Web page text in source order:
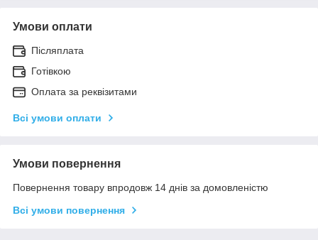
Умови оплати
Післяплата
Готівкою
Оплата за реквізитами
Всі умови оплати
Умови повернення
Повернення товару впродовж 14 днів за домовленістю
Всі умови повернення